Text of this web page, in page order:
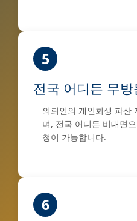
5
전국 어디든 무방
의뢰인의 개인회생 파산
며, 전국 어디든 비대면
청이 가능합니다.
6